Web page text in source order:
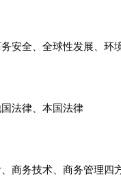
安全、全球性发展、环
法律、本国法律
商务技术、商务管理四